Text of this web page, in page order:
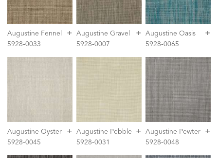
+
Augustine Fennel
5928-0033
+
Augustine Gravel
5928-0007
+
Augustine Oasis
5928-0065
+
Augustine Oyster
5928-0045
+
Augustine Pebble
5928-0031
+
Augustine Pewter
5928-0048